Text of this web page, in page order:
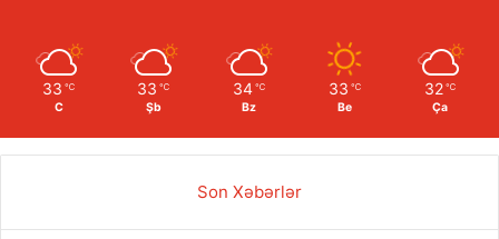
33 ℃
C
33 ℃
Şb
34 ℃
Bz
33 ℃
Be
32 ℃
Ça
Son Xəbərlər